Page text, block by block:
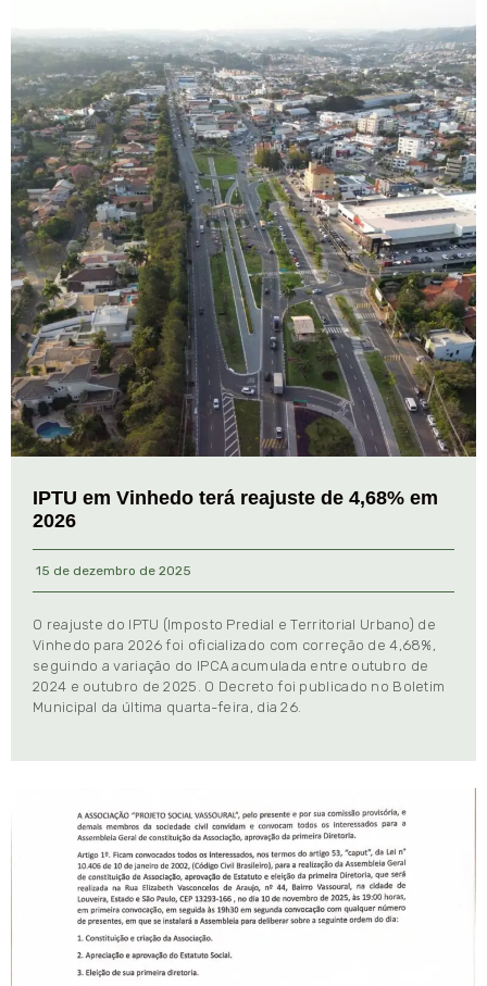
IPTU em Vinhedo terá reajuste de 4,68% em
2026
15 de dezembro de 2025
O reajuste do IPTU (Imposto Predial e Territorial Urbano) de
Vinhedo para 2026 foi oficializado com correção de 4,68%,
seguindo a variação do IPCA acumulada entre outubro de
2024 e outubro de 2025. O Decreto foi publicado no Boletim
Municipal da última quarta-feira, dia 26.